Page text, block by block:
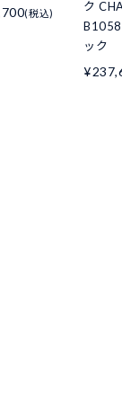
(税込)
ク
ック